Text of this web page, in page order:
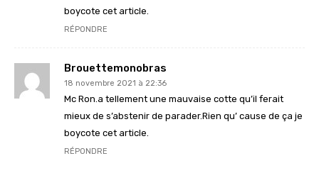
boycote cet article.
RÉPONDRE
Brouettemonobras
18 novembre 2021 à 22:36
Mc Ron.a tellement une mauvaise cotte qu’il ferait
mieux de s’abstenir de parader.Rien qu’ cause de ça je
boycote cet article.
RÉPONDRE